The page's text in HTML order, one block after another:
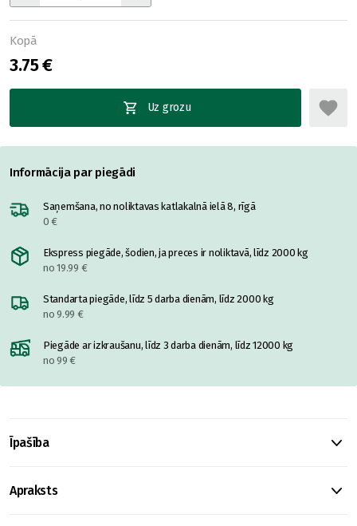
Kopā
3.75 €
Uz grozu
Informācija par piegādi
Saņemšana, no noliktavas katlakalnā ielā 8, rīgā
0 €
Ekspress piegāde, šodien, ja preces ir noliktavā, līdz 2000 kg
no 19.99 €
Standarta piegāde, līdz 5 darba dienām, līdz 2000 kg
no 9.99 €
Piegāde ar izkraušanu, līdz 3 darba dienām, līdz 12000 kg
no 99 €
Īpašība
Apraksts